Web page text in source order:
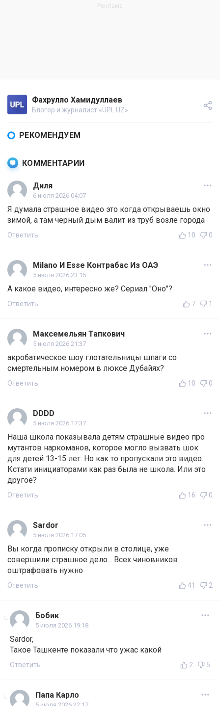
Фахрулло Хамидуллаев
Блогер и журналист «UPL.UZ»
РЕКОМЕНДУЕМ
КОММЕНТАРИИ
Диля
6 июля 2026 04:07
Я думала страшное видео это когда открываешь окно
зимой, а там черный дым валит из труб возле города
Ответить 10 0
Milano И Esse Контрабас Из ОАЭ
5 июля 2026 23:15
А какое видео, интересно же? Сериал "Оно"?
Ответить 7 1
Максемельян Тапкович
5 июля 2026 21:37
акробатическое шоу глотательницы шпаги со
смертельным номером в люксе Дубайях?
Ответить 10 0
DDDD
5 июля 2026 17:37
Наша школа показывала детям страшные видео про
мутантов наркоманов, которое могло вызвать шок
для детей 13-15 лет. Но как то пропускали это видео.
Кстати инициаторами как раз была не школа. Или это
другое?
Ответить 16 0
Sardor
5 июля 2026 17:05
Вы когда прописку открыли в столице, уже
совершили страшное дело... Всех чиновников
оштрафовать нужно
Ответить 41 2
Бобик
5 июля 2026 19:18
Sardor,
Такое Ташкенте показали что ужас какой
Ответить 2 5
Папа Карло